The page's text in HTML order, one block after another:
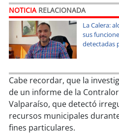
soysanantonio
soychillán
soysancarlos
soytalcahuano
soyconcepción
NOTICIARELACIONADA
La Calera:
sus
detectadas
Cabe recordar, que la
de un informe de la
Valparaíso, que detectó
recursos municipales
fines particulares.